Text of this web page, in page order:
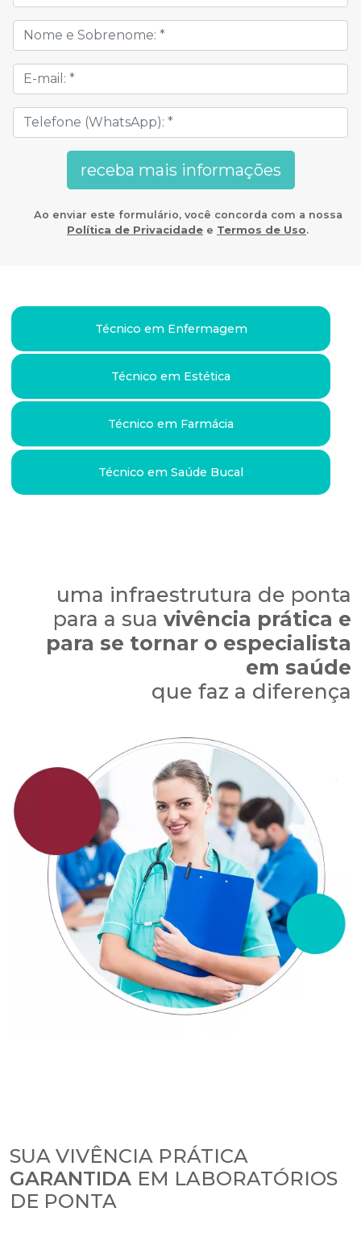
Ao enviar este formulário, você concorda com a nossa
Política de Privacidade e Termos de Uso.
Técnico em Enfermagem
Técnico em Estética
Técnico em Farmácia
Técnico em Saúde Bucal
uma infraestrutura de ponta
para a sua vivência prática e
para se tornar o especialista
em saúde
que faz a diferença
SUA VIVÊNCIA PRÁTICA
GARANTIDA EM LABORATÓRIOS
DE PONTA